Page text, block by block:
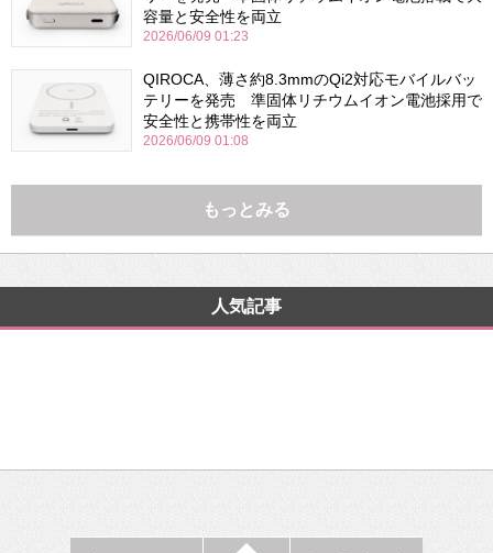
容量と安全性を両立
2026/06/09 01:23
QIROCA、薄さ約8.3mmのQi2対応モバイルバッ
テリーを発売 準固体リチウムイオン電池採用で
安全性と携帯性を両立
2026/06/09 01:08
もっとみる
人気記事